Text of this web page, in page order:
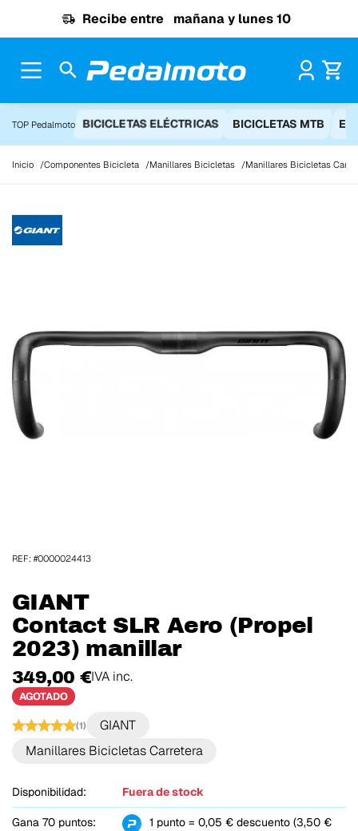
Recibe entre mañana y lunes 10
TOP Pedalmoto BICICLETAS ELÉCTRICAS BICICLETAS MTB
Inicio Componentes Bicicleta Manillares Bicicletas Manillares Bicicletas
GIANT
Contact SLR Aero (Propel
2023) manillar
349,00 €IVA inc.
AGOTADO
(1)
GIANT
Manillares Bicicletas Carretera
Disponibilidad: Fuera de stock
Gana 70 puntos:
1 punto = 0,05 € descuento (3,50 €
REF: #0000024413